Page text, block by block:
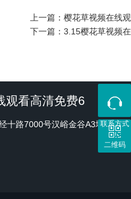
上一篇： 樱花草视频在线观
下一篇： 3.15樱花草视频在
观看高清免费6
经十路7000号汉峪金谷A3地块1号
联系方式
二维码